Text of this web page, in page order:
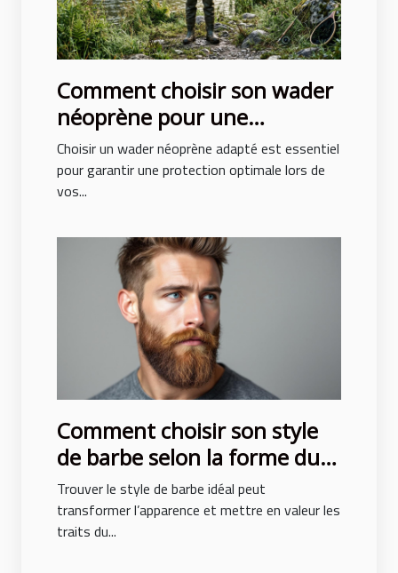
Comment choisir son wader
néoprène pour une
protection optimale ?
Choisir un wader néoprène adapté est essentiel
pour garantir une protection optimale lors de
vos...
Comment choisir son style
de barbe selon la forme du
visage ?
Trouver le style de barbe idéal peut
transformer l’apparence et mettre en valeur les
traits du...